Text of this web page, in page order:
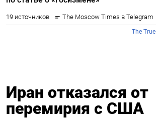
Иран отказался от
перемирия с США